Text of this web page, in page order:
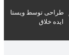
طراحی توسط ویستا
ایده خلاق